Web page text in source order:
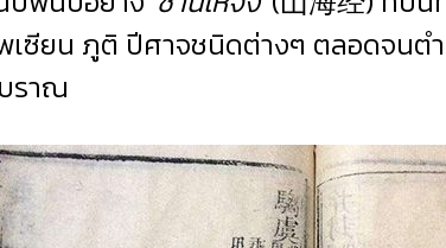
เซียน ภูติ ปีศาจชนิดต่างๆ ตลอดจนต
ราณ